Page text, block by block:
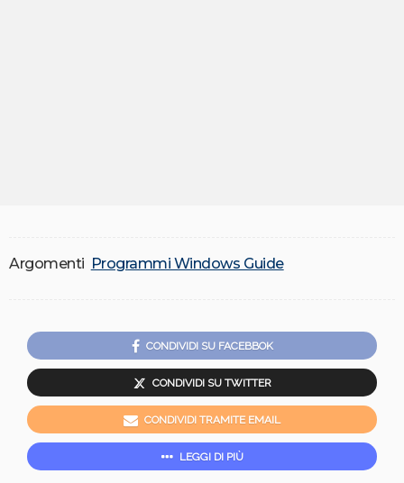
Argomenti Programmi Windows Guide
CONDIVIDI SU FACEBBOK
CONDIVIDI SU TWITTER
CONDIVIDI TRAMITE EMAIL
LEGGI DI PIÙ